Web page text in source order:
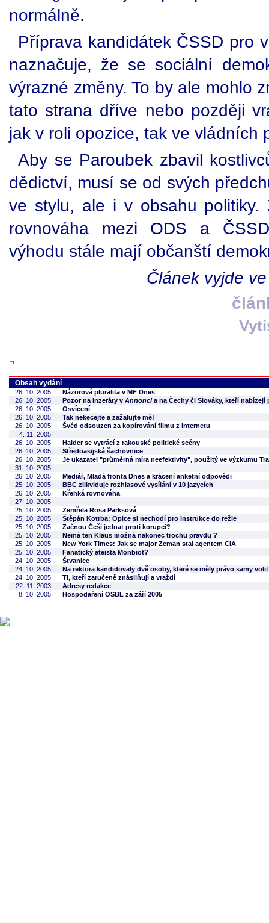
normálně.
Příprava kandidátek ČSSD pro
naznačuje, že se sociální
výrazné změny. To by ale mohlo
tato strana dříve nebo později
jak v roli opozice, tak ve vládních
Aby se Paroubek zbavil
dědictví, musí se od svých
ve stylu, ale i v obsahu politiky.
rovnováha mezi ODS a
výhodu stále mají občanští
Článek vyjde
Obsah vydání
26. 10. 2005
Názorová pluralita v MF Dnes
26. 10. 2005
Pozor na inzeráty v Annoncia na Čechy či Slováky, kteří nabízejí
26. 10. 2005
Osvícení
26. 10. 2005
Tak nekecejte a zažalujte mě!
26. 10. 2005
Švéd odsouzen za kopírování filmu z internetu
4. 11. 2005
26. 10. 2005
Haider se vytrácí z rakouské politické scény
26. 10. 2005
Středoasijská šachovnice
26. 10. 2005
Je ukazatel "průměrná míra neefektivity", použitý ve výzkumu
31. 10. 2005
26. 10. 2005
Mediář, Mladá fronta Dnes a krácení anketní odpovědi
25. 10. 2005
BBC zlikviduje rozhlasové vysílání v 10 jazycích
26. 10. 2005
Křehká rovnováha
27. 10. 2005
25. 10. 2005
Zemřela Rosa Parksová
25. 10. 2005
Štěpán Kotrba: Opice si nechodí pro instrukce do režie
25. 10. 2005
Začnou Češi jednat proti korupci?
25. 10. 2005
Nemá ten Klaus možná nakonec trochu pravdu ?
25. 10. 2005
New York Times: Jak se major Zeman stal agentem CIA
25. 10. 2005
Fanatický ateista Monbiot?
24. 10. 2005
Štvanice
24. 10. 2005
Na rektora kandidovaly dvě osoby, které se měly právo samy
24. 10. 2005
Ti, kteří zaručeně znásilňují a vraždí
22. 11. 2003
Adresy redakce
8. 10. 2005
Hospodaření OSBL za září 2005